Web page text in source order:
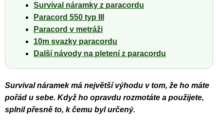
Survival náramky z paracordu
Paracord 550 typ III
Paracord v metráži
10m svazky paracordu
Další návody na pletení z paracordu
Survival náramek má největší výhodu v tom, že ho máte
pořád u sebe. Když ho opravdu rozmotáte a použijete,
splnil přesně to, k čemu byl určený.